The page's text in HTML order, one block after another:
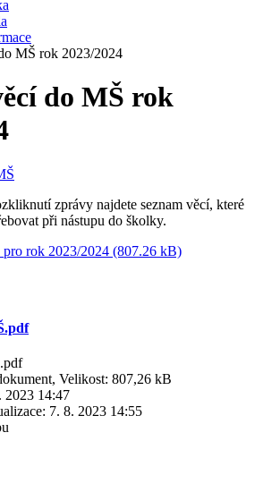
MŠ rok 2023/2024
do MŠ rok
zprávy najdete seznam věcí, které
při nástupu do školky.
pro rok 2023/2024 (807.26 kB)
Velikost: 807,26 kB
2023 14:47
7. 8. 2023 14:55